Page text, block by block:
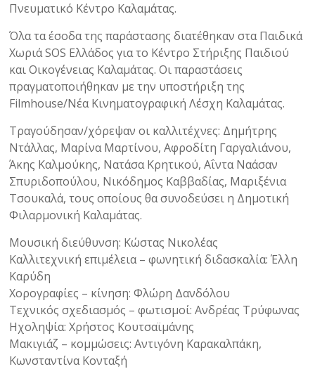
Πνευματικό Κέντρο Καλαμάτας.
Όλα τα έσοδα της παράστασης διατέθηκαν στα Παιδικά
Χωριά SOS Ελλάδος για το Κέντρο Στήριξης Παιδιού
και Οικογένειας Καλαμάτας. Οι παραστάσεις
πραγματοποιήθηκαν με την υποστήριξη της
Filmhouse/Νέα Κινηματογραφική Λέσχη Καλαμάτας.
Τραγούδησαν/χόρεψαν οι καλλιτέχνες: Δημήτρης
Ντάλλας, Μαρίνα Μαρτίνου, Αφροδίτη Γαργαλιάνου,
Άκης Καλμούκης, Νατάσα Κρητικού, Αΐντα Ναάσαν
Σπυριδοπούλου, Νικόδημος Καββαδίας, Μαριξένια
Τσουκαλά, τους οποίους θα συνοδεύσει η Δημοτική
Φιλαρμονική Καλαμάτας.
Μουσική διεύθυνση: Κώστας Νικολέας
Καλλιτεχνική επιμέλεια – φωνητική διδασκαλία: Έλλη
Καρύδη
Χορογραφίες – κίνηση: Φλώρη Δανδόλου
Τεχνικός σχεδιασμός – φωτισμοί: Ανδρέας Τρύφωνας
Ηχοληψία: Χρήστος Κουτσαϊμάνης
Μακιγιάζ – κομμώσεις: Αντιγόνη Καρακαλπάκη,
Κωνσταντίνα Κονταξή